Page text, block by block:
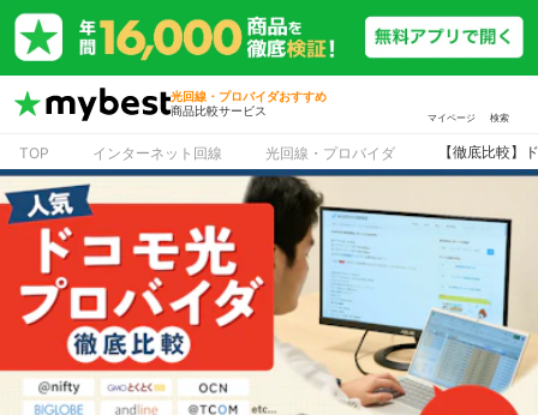
光回線・プロバイダおすすめ
商品比較サービス
マイページ 検索
TOP インターネット回線 光回線・プロバイダ 【徹底比較】